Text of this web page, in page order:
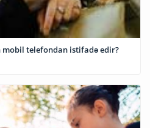
mobil telefondan istifadə edir?